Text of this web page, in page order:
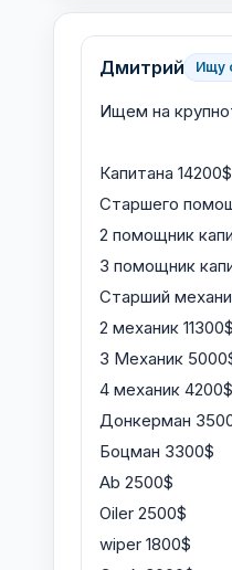
Дмитрий Ищу
Ищем на
Капитана 14200$
Старшего
2 помощник
3 помощник
Старший
2 механик 11300$
3 Механик
4 механик 4200$
Донкерман
Боцман 3300$
Ab 2500$
Oiler 2500$
wiper 1800$